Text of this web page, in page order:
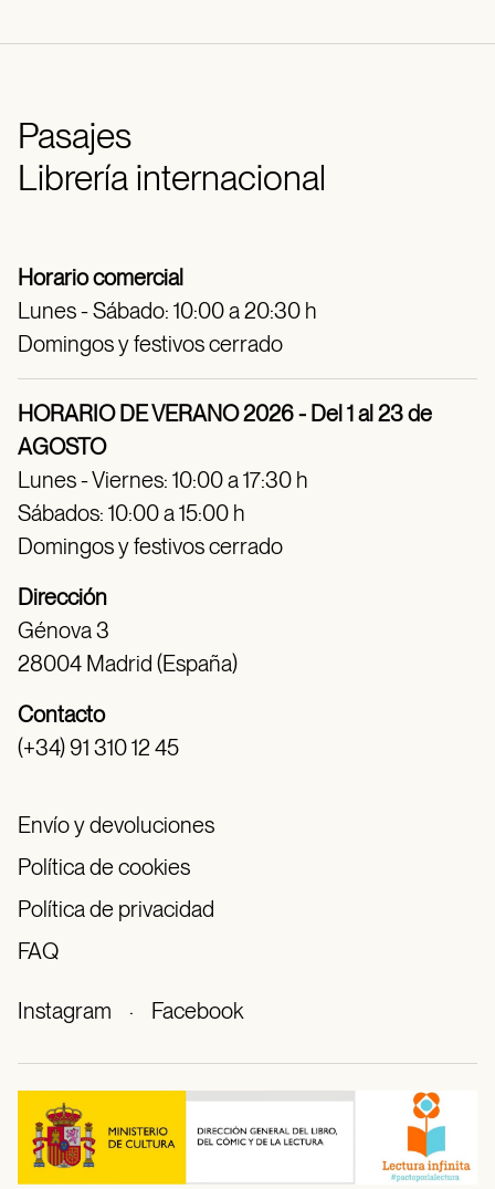
Pasajes
Librería internacional
Horario comercial
Lunes - Sábado: 10:00 a 20:30 h
Domingos y festivos cerrado
HORARIO DE VERANO 2026 - Del 1 al 23 de
AGOSTO
Lunes - Viernes: 10:00 a 17:30 h
Sábados: 10:00 a 15:00 h
Domingos y festivos cerrado
Dirección
Génova 3
28004 Madrid (España)
Contacto
(+34) 91 310 12 45
Envío y devoluciones
Política de cookies
Política de privacidad
FAQ
Instagram · Facebook